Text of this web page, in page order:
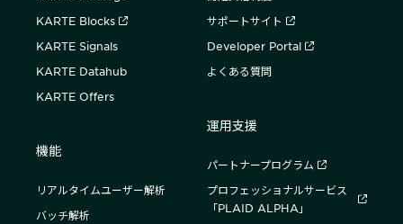
KARTE Blocks
KARTE Signals
KARTE Datahub
KARTE Offers
機能
リアルタイムユーザー解析
バッチ解析
サポートサイト
Developer Portal
よくある質問
運用支援
パートナープログラム
プロフェッショナルサービス
「PLAID ALPHA」